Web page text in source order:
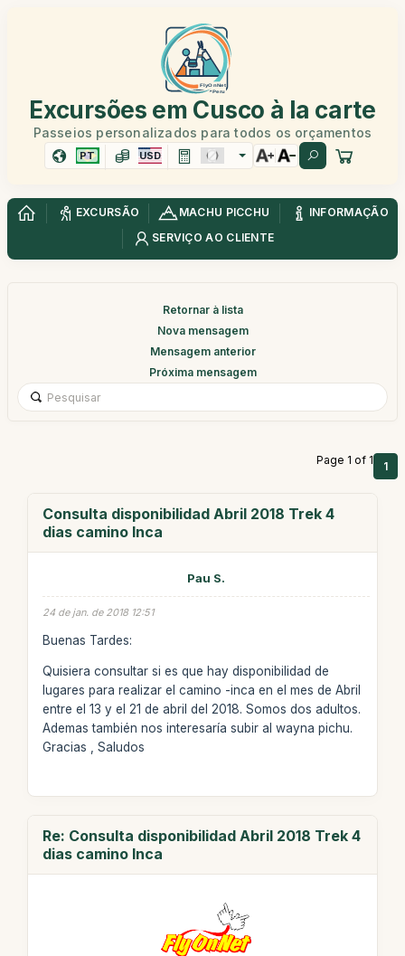
Excursões em Cusco à la carte
Passeios personalizados para todos os orçamentos
PT USD
EXCURSÃO MACHU PICCHU
INFORMAÇÃO
SERVIÇO AO CLIENTE
Retornar à lista
Nova mensagem
Mensagem anterior
Próxima mensagem
Page 1 of 1 1
Consulta disponibilidad Abril 2018 Trek 4
dias camino Inca
Pau S.
24 de jan. de 2018 12:51
Buenas Tardes:
Quisiera consultar si es que hay disponibilidad de
lugares para realizar el camino -inca en el mes de Abril
entre el 13 y el 21 de abril del 2018. Somos dos adultos.
Ademas también nos interesaría subir al wayna pichu.
Gracias , Saludos
Re: Consulta disponibilidad Abril 2018 Trek 4
dias camino Inca